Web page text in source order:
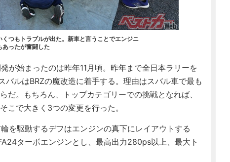
つもトラブルが出た。新車と言うことでエンジニ
あったが奮闘した
始まったのは昨年11月頃。昨年まで全日本ラリーを
バルはBRZの魔改造に着手する。理由はスバル車で最も
だ。もちろん、トップカテゴリーでの挑戦となれば、
こで大きく3つの変更を行った。
を駆動するデフはエンジンの真下にレイアウトする
ターボエンジンとし、最高出力280ps以上、最大ト